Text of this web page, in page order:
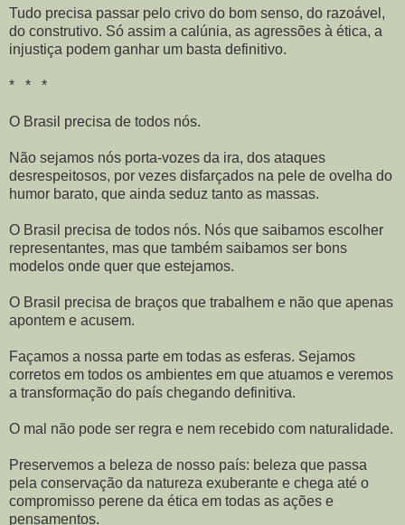
Tudo precisa passar pelo crivo do bom senso, do razoável,
do construtivo. Só assim a calúnia, as agressões à ética, a
injustiça podem ganhar um basta definitivo.
* * *
O Brasil precisa de todos nós.
Não sejamos nós porta-vozes da ira, dos ataques
desrespeitosos, por vezes disfarçados na pele de ovelha do
humor barato, que ainda seduz tanto as massas.
O Brasil precisa de todos nós. Nós que saibamos escolher
representantes, mas que também saibamos ser bons
modelos onde quer que estejamos.
O Brasil precisa de braços que trabalhem e não que apenas
apontem e acusem.
Façamos a nossa parte em todas as esferas. Sejamos
corretos em todos os ambientes em que atuamos e veremos
a transformação do país chegando definitiva.
O mal não pode ser regra e nem recebido com naturalidade.
Preservemos a beleza de nosso país: beleza que passa
pela conservação da natureza exuberante e chega até o
compromisso perene da ética em todas as ações e
pensamentos.